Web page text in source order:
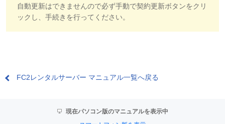
自動更新はできませんので必ず手動で契約更新ボタンをクリ
ックし、手続きを行ってください。
FC2レンタルサーバー マニュアル一覧へ戻る
現在パソコン版のマニュアルを表示中